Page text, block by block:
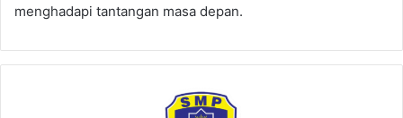
menghadapi tantangan masa depan.